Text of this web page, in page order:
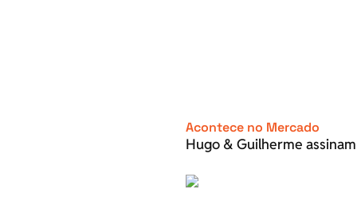
Acontece no Mercado
Hugo & Guilherme